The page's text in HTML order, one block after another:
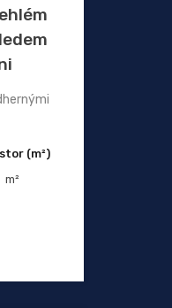
(m²)
m²